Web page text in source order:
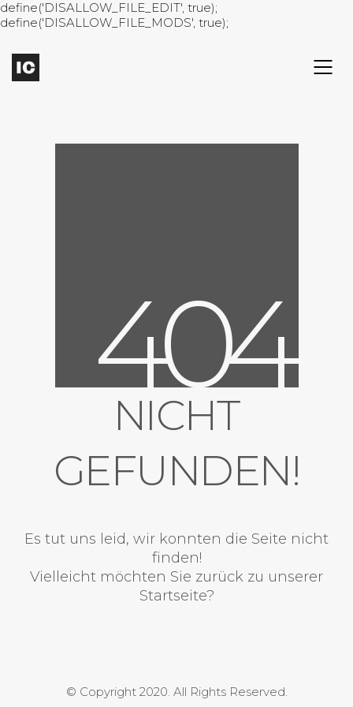
define('DISALLOW_FILE_EDIT', true);
define('DISALLOW_FILE_MODS', true);
404
NICHT
GEFUNDEN!
Es tut uns leid, wir konnten die Seite nicht
finden!
Vielleicht möchten Sie zurück zu unserer
Startseite?
© Copyright 2020. All Rights Reserved.